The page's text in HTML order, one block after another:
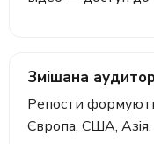
Змішана
Репости
Європа, США, Азія.